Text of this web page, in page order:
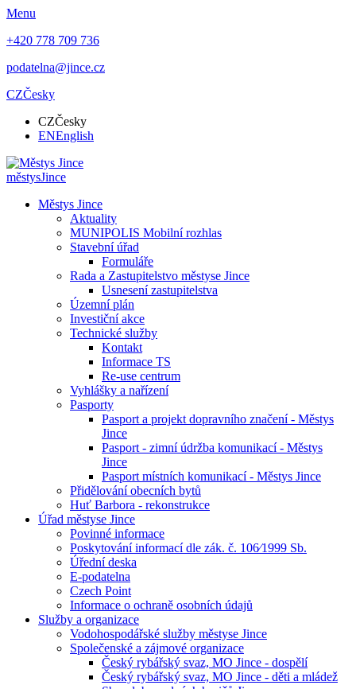
Menu
+420 778 709 736
podatelna@jince.cz
CZČesky
CZČesky
ENEnglish
městysJince
Městys Jince
Aktuality
MUNIPOLIS Mobilní rozhlas
Stavební úřad
Formuláře
Rada a Zastupitelstvo městyse Jince
Usnesení zastupitelstva
Územní plán
Investiční akce
Technické služby
Kontakt
Informace TS
Re-use centrum
Vyhlášky a nařízení
Pasporty
Pasport a projekt dopravního značení - Městys
Jince
Pasport - zimní údržba komunikací - Městys
Jince
Pasport místních komunikací - Městys Jince
Přidělování obecních bytů
Huť Barbora - rekonstrukce
Úřad městyse Jince
Povinné informace
Poskytování informací dle zák. č. 106⁄1999 Sb.
Úřední deska
E-podatelna
Czech Point
Informace o ochraně osobních údajů
Služby a organizace
Vodohospodářské služby městyse Jince
Společenské a zájmové organizace
Český rybářský svaz, MO Jince - dospělí
Český rybářský svaz, MO Jince - děti a mládež